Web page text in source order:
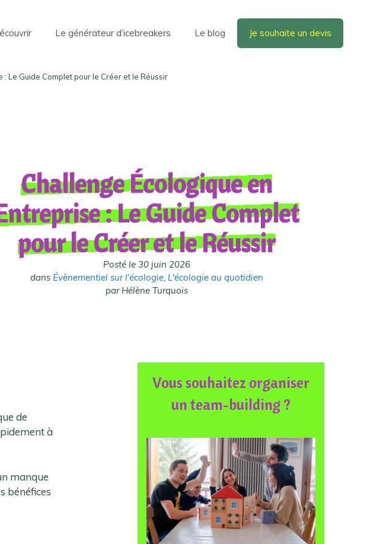
Le générateur d’icebreakers Le blog Je souhaite un devis
Le Guide Complet pour le Créer et le Réussir
Challenge Écologique en
: Le Guide Complet
pour le Créer et le Réussir
Posté le 30 juin 2026
dans Évènementiel sur l'écologie, L'écologie au quotidien
par Hélène Turquois
de
à
manque
bénéfices
Vous souhaitez organiser
un team-building ?